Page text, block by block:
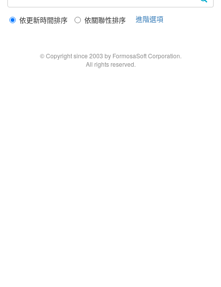
依更新時間排序 依關聯性排序 進階選項
© Copyright since 2003 by FormosaSoft Corporation.
All rights reserved.